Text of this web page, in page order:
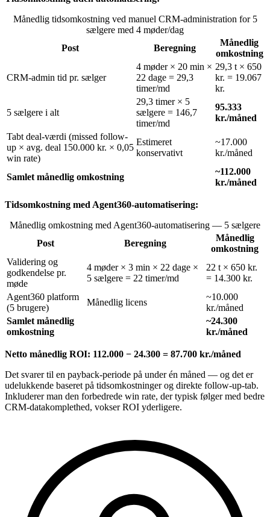
Månedlig tidsomkostning ved manuel CRM-administration for 5
sælgere med 4 møder/dag
Post
Beregning
Månedlig
omkostning
CRM-admin tid pr. sælger
4 møder × 20 min ×
22 dage = 29,3
timer/md
29,3 t × 650
kr. = 19.067
kr.
5 sælgere i alt
29,3 timer × 5
sælgere = 146,7
timer/md
95.333
kr./måned
Tabt deal-værdi (missed follow-
up × avg. deal 150.000 kr. × 0,05
win rate)
Estimeret
konservativt
~17.000
kr./måned
Samlet månedlig omkostning
~112.000
kr./måned
Tidsomkostning med Agent360-automatisering:
Månedlig omkostning med Agent360-automatisering — 5 sælgere
Post
Beregning
Månedlig
omkostning
Validering og
godkendelse pr.
møde
4 møder × 3 min × 22 dage ×
5 sælgere = 22 timer/md
22 t × 650 kr.
= 14.300 kr.
Agent360 platform
(5 brugere)
Månedlig licens
~10.000
kr./måned
Samlet månedlig
omkostning
~24.300
kr./måned
Netto månedlig ROI: 112.000 − 24.300 = 87.700 kr./måned
Det svarer til en payback-periode på under én måned — og det er
udelukkende baseret på tidsomkostninger og direkte follow-up-tab.
Inkluderer man den forbedrede win rate, der typisk følger med bedre
CRM-datakomplethed, vokser ROI yderligere.